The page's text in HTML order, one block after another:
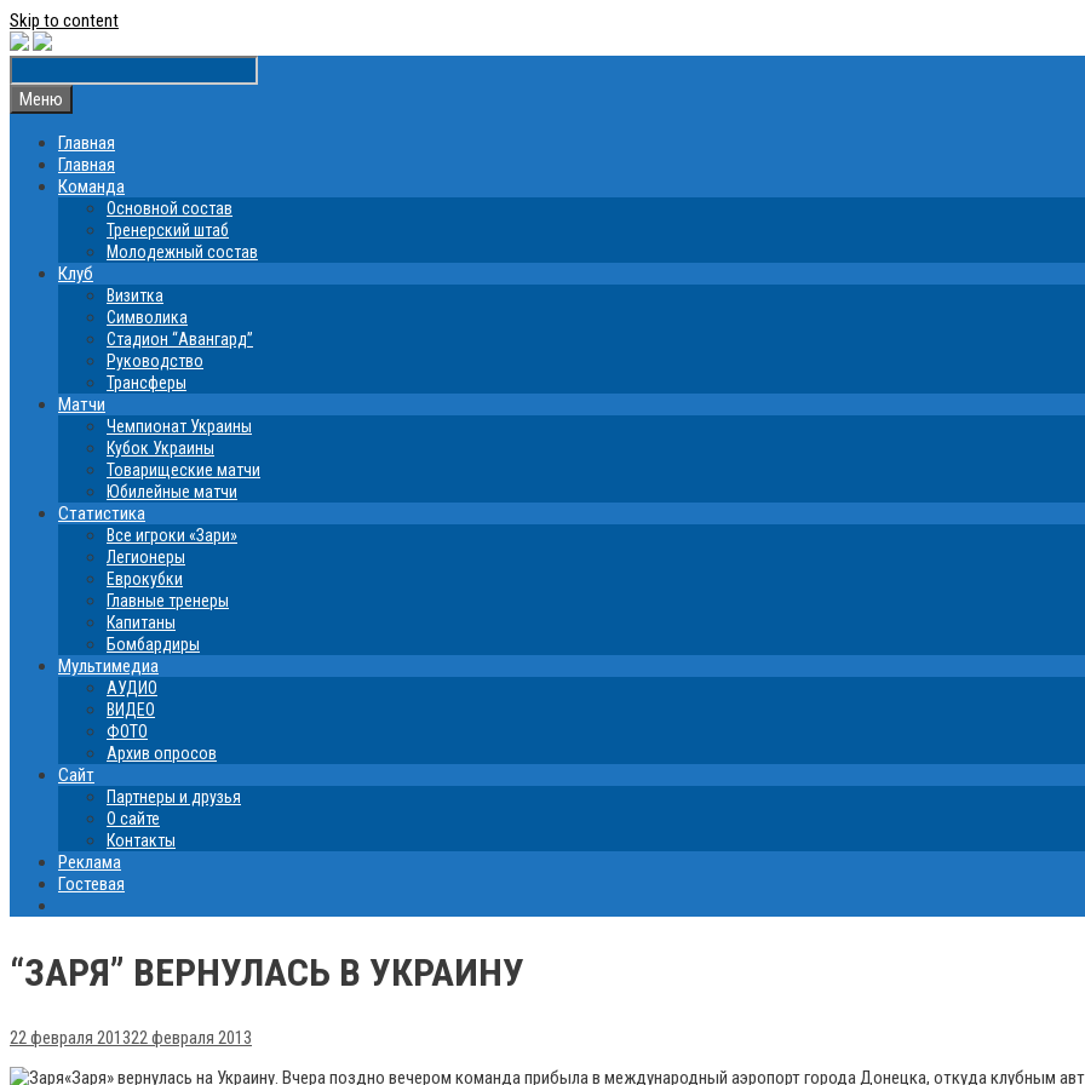
Skip to content
Меню
Главная
Главная
Команда
Основной состав
Тренерский штаб
Молодежный состав
Клуб
Визитка
Символика
Стадион “Авангард”
Руководство
Трансферы
Матчи
Чемпионат Украины
Кубок Украины
Товарищеские матчи
Юбилейные матчи
Статистика
Все игроки «Зари»
Легионеры
Еврокубки
Главные тренеры
Капитаны
Бомбардиры
Мультимедиа
АУДИО
ВИДЕО
ФОТО
Архив опросов
Сайт
Партнеры и друзья
О сайте
Контакты
Реклама
Гостевая
“ЗАРЯ” ВЕРНУЛАСЬ В УКРАИНУ
22 февраля 201322 февраля 2013
«Заря» вернулась на Украину. Вчера поздно вечером команда прибыла в международный аэропорт города Донецка, откуда клубным